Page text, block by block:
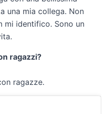
una mia collega. Non
mi identifico. Sono un
ragazzi?
ragazze.